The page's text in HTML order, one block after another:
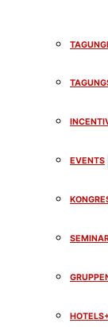
EVENTS